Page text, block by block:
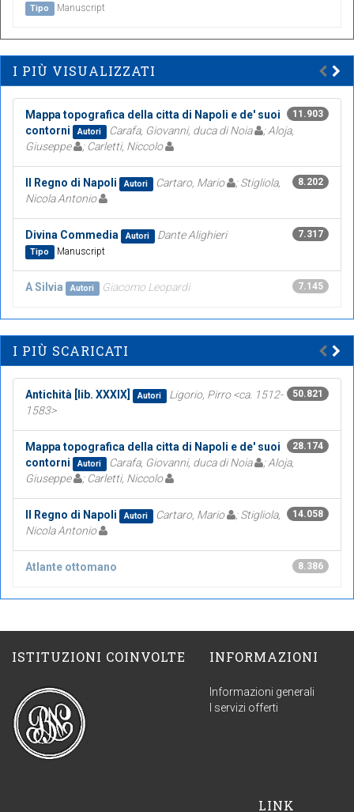
Tipo Manuscript
I PIÙ VISUALIZZATI
11.903
Mappa topografica della citta di Napoli e de' suoi
contorni
Autori Carafa, Giovanni, duca di Noia
; Aloja,
Giuseppe
; Carletti, Niccolo
8.202
Il Regno di Napoli Autori Cartaro, Mario
; Stigliola,
Nicola Antonio
7.317
Divina Commedia Autori Dante Alighieri
Tipo Manuscript
7.145
A Silvia Autori Giacomo Leopardi
I PIÙ SCARICATI
50.821
Antichità [lib. XXXIX] Autori
Ligorio, Pirro <ca. 1512-
1583>
28.174
Mappa topografica della citta di Napoli e de' suoi
contorni
Autori Carafa, Giovanni, duca di Noia
; Aloja,
Giuseppe
; Carletti, Niccolo
14.058
Il Regno di Napoli Autori Cartaro, Mario
; Stigliola,
Nicola Antonio
8.386
Atlante ottomano
ISTITUZIONI COINVOLTE INFORMAZIONI
Informazioni generali
I servizi offerti
LINK